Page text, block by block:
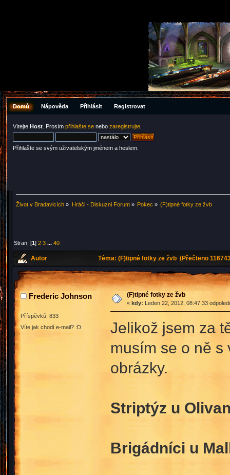
Domů Nápověda Přihlásit Registrovat
Vítejte Host . Prosím přihlašte se nebo zaregistrujte
Přihlašte se svým uživatelským jménem a heslem.
Život v Bradavicích » Hráči - Diskuzni Forum» Pokec » (F)tipné fotky ze žvb
Stran: [1]2 3 ...40
Autor Téma: (F)tipné fotky ze žvb (Přečteno
Frederic Johnson
Příspěvků: 833
Víte jak chodí e-mail? :D
(F)tipné fotky ze žvb
« kdy: Leden 22, 2012, 08:47:33
Jelikož jsem za
musím se o ně s
obrázky.
Striptýz u
Brigádníci u